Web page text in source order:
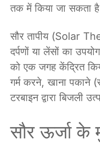
तक में किया जा सकता है|
सौर तापीय (Solar
दर्पणों या लेंसों का
को एक जगह केंद्रित
गर्म करने, खाना पकाने
टरबाइन द्वारा बिजली
सौर ऊर्जा के